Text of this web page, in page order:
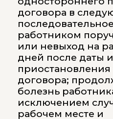
договора в
работником
или невыход на
дней после даты
приостановления
договора;
болезнь
исключением
рабочем месте и